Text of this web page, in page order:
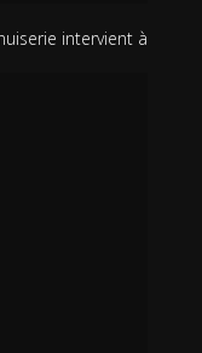
intervient à